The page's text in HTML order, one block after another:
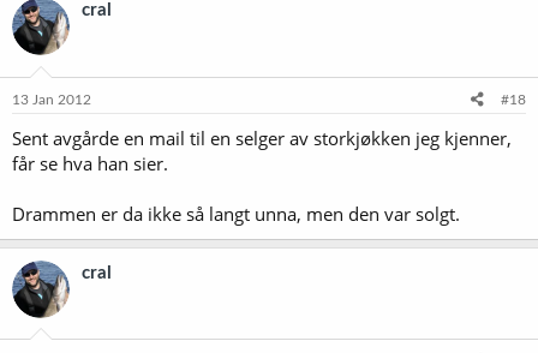
cral
13 Jan 2012 #18
Sent avgårde en mail til en selger av storkjøkken jeg kjenner,
får se hva han sier.
Drammen er da ikke så langt unna, men den var solgt.
cral